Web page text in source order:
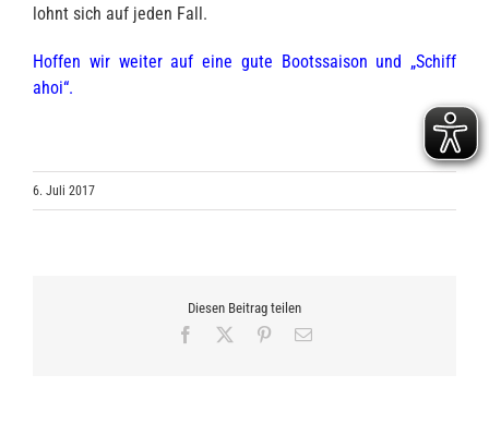
lohnt sich auf jeden Fall.
Hoffen wir weiter auf eine gute Bootssaison und „Schiff
ahoi“.
6. Juli 2017
Diesen Beitrag teilen
Facebook Pinterest
E-